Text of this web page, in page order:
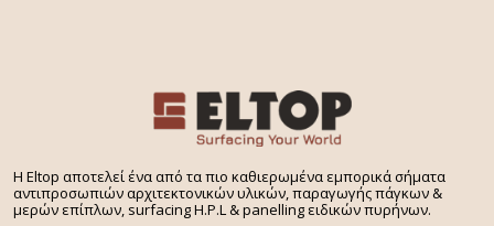
H Eltop αποτελεί ένα από τα πιο καθιερωμένα εμπορικά σήματα
αντιπροσωπιών αρχιτεκτονικών υλικών, παραγωγής πάγκων &
μερών επίπλων, surfacing H.P.L & panelling ειδικών πυρήνων.